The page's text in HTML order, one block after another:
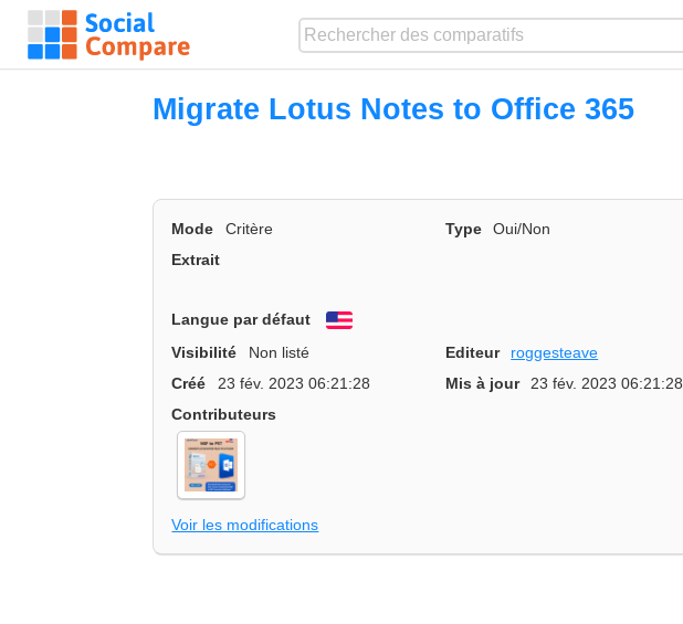
Migrate Lotus Notes to Office 365
Mode Critère Type
Oui/Non
Extrait
Langue par défaut
Visibilité
Non listé Editeur
roggesteave
Créé
23 fév. 2023 06:21:28 Mis à jour
23 fév. 2023 06:21:28
Contributeurs
Voir les modifications